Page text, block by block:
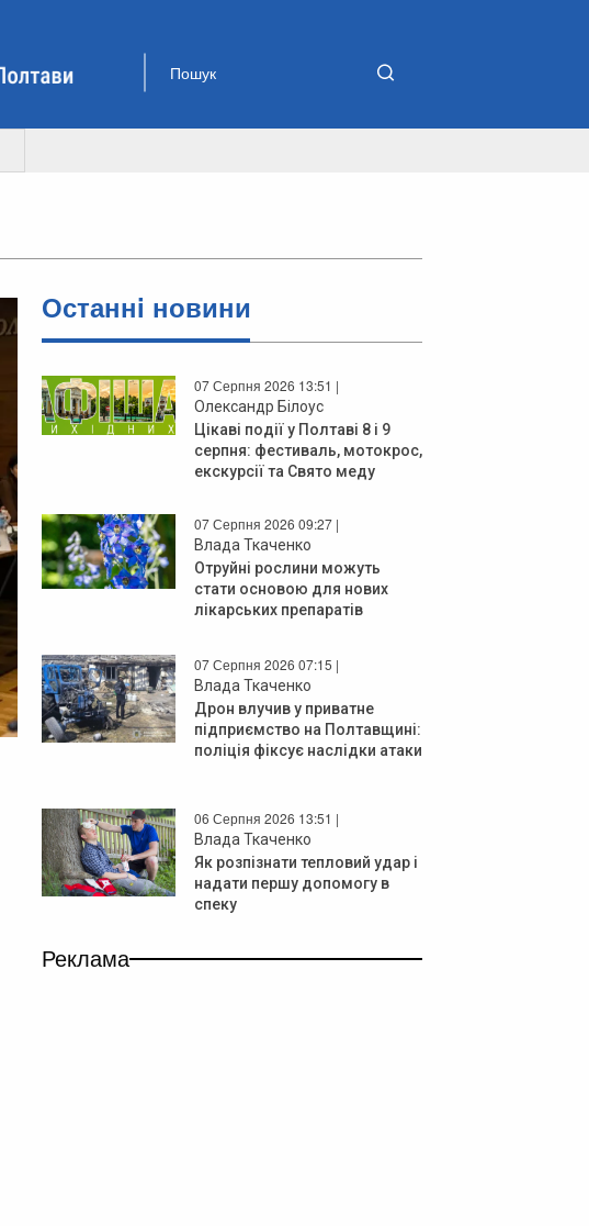
Останнi новини
07 Серпня 2026 13:51 |
Олександр Білоус
Цікаві події у Полтаві 8 і 9
серпня: фестиваль, мотокрос,
екскурсії та Свято меду
07 Серпня 2026 09:27 |
Влада Ткаченко
Отруйні рослини можуть
стати основою для нових
лікарських препаратів
07 Серпня 2026 07:15 |
Влада Ткаченко
Дрон влучив у приватне
підприємство на Полтавщині:
поліція фіксує наслідки атаки
06 Серпня 2026 13:51 |
Влада Ткаченко
Як розпізнати тепловий удар і
надати першу допомогу в
спеку
Реклама